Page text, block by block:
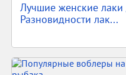
Лучшие женские лаки
Разновидности лак...